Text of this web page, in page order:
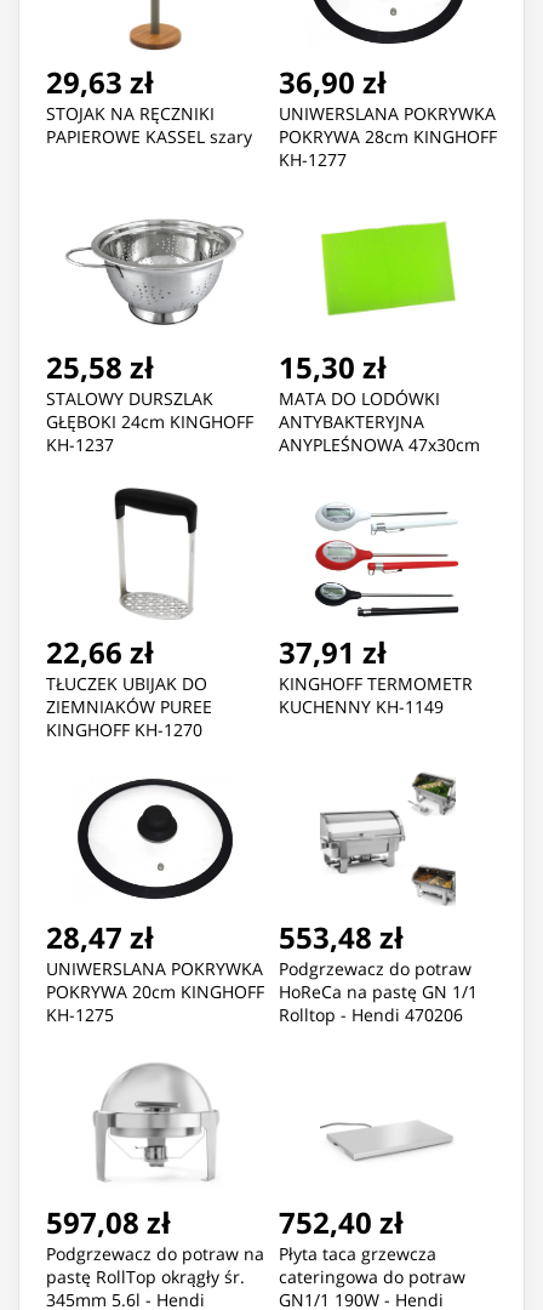
29,63 zł
STOJAK NA RĘCZNIKI
PAPIEROWE KASSEL szary
36,90 zł
UNIWERSLANA POKRYWKA
POKRYWA 28cm KINGHOFF
KH-1277
25,58 zł
STALOWY DURSZLAK
GŁĘBOKI 24cm KINGHOFF
KH-1237
15,30 zł
MATA DO LODÓWKI
ANTYBAKTERYJNA
ANYPLEŚNOWA 47x30cm
22,66 zł
TŁUCZEK UBIJAK DO
ZIEMNIAKÓW PUREE
KINGHOFF KH-1270
37,91 zł
KINGHOFF TERMOMETR
KUCHENNY KH-1149
28,47 zł
UNIWERSLANA POKRYWKA
POKRYWA 20cm KINGHOFF
KH-1275
553,48 zł
Podgrzewacz do potraw
HoReCa na pastę GN 1/1
Rolltop - Hendi 470206
597,08 zł
Podgrzewacz do potraw na
pastę RollTop okrągły śr.
345mm 5.6l - Hendi
752,40 zł
Płyta taca grzewcza
cateringowa do potraw
GN1/1 190W - Hendi